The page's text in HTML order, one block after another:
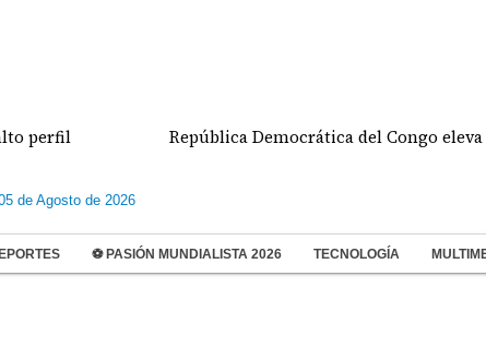
República Democrática del Congo eleva a
de Agosto de 2026
⚽ PASIÓN MUNDIALISTA 2026 TECNOLOGÍA